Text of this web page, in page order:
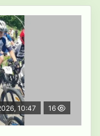
10:47 16